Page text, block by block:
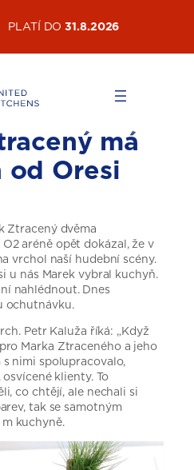
PLATÍ DO31.8.2026
má
od Oresi
Ztracený dvěma
aréně opět dokázal, že v
vrchol naší hudební scény.
u nás Marek vybral kuchyň.
nahlédnout. Dnes
ochutnávku.
Petr Kaluža říká: „Když
Marka Ztraceného a jeho
nimi spolupracovalo,
klienty. To
co chtějí, ale nechali si
tak se samotným
kuchyně.